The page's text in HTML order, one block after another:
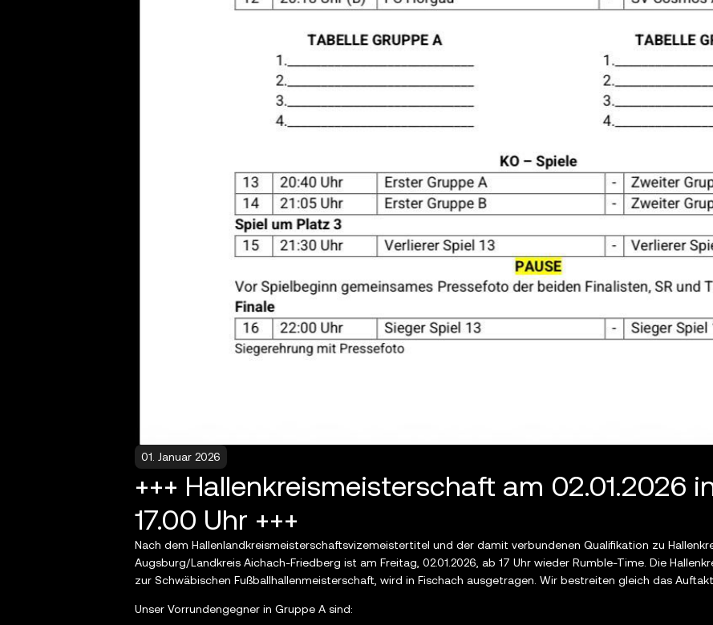
01. Januar 2026
+++ Hallenkreismeisterschaft am 02.01.2026
17.00 Uhr +++
Nach dem Hallenlandkreismeisterschaftsvizemeistertitel und der damit verbundenen Qualifikation zu
Augsburg/Landkreis Aichach-Friedberg ist am Freitag, 02.01.2026, ab 17 Uhr wieder Rumble-Time. Die
zur Schwäbischen Fußballhallenmeisterschaft, wird in Fischach ausgetragen. Wir bestreiten gleich das
Unser Vorrundengegner in Gruppe A sind: